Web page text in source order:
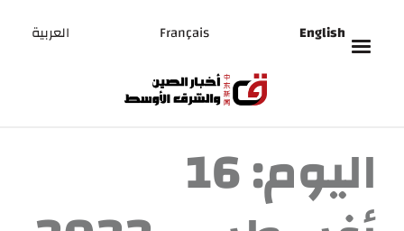
English
Français العربية
اليوم:16